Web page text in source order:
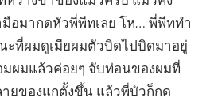
มือมากดหัวพี่พีทเลย โห… พี่พีททำ
ะที่ผมดูเมียผมตัวบิดไปบิดมาอยู่
ผมแล้วค่อยๆ จับท่อนของผมที่
ยของแกตั้งขึ้น แล้วพี่บัวก็กด